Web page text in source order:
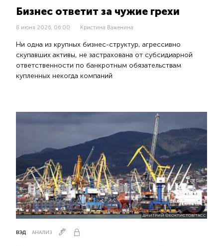
Бизнес ответит за чужие грехи
8 июня 2026, 06:00 Кристина Важенина
Ни одна из крупных бизнес-структур, агрессивно
скупавших активы, не застрахована от субсидиарной
ответственности по банкротным обязательствам
купленных некогда компаний
ДМИТРИЙ ФЕОКТИСТОВ/ТАСС
ВЭД АНАЛИЗ